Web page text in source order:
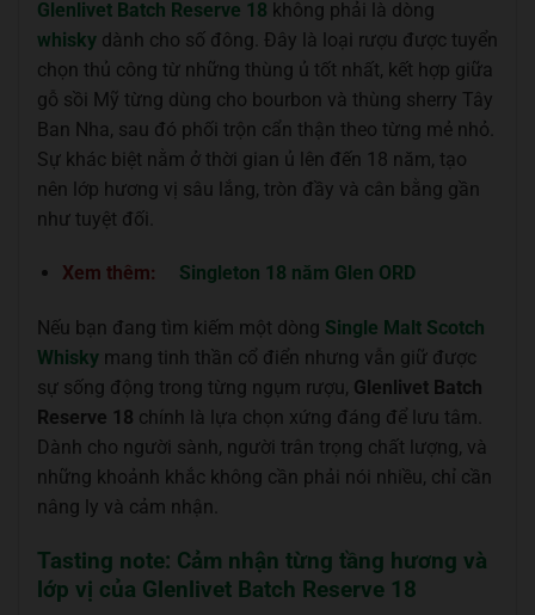
Glenlivet Batch Reserve 18 không phải là dòng
whisky dành cho số đông. Đây là loại rượu được tuyển
chọn thủ công từ những thùng ủ tốt nhất, kết hợp giữa
gỗ sồi Mỹ từng dùng cho bourbon và thùng sherry Tây
Ban Nha, sau đó phối trộn cẩn thận theo từng mẻ nhỏ.
Sự khác biệt nằm ở thời gian ủ lên đến 18 năm, tạo
nên lớp hương vị sâu lắng, tròn đầy và cân bằng gần
như tuyệt đối.
Xem thêm: Singleton 18 năm Glen ORD
Nếu bạn đang tìm kiếm một dòng Single Malt Scotch
Whisky mang tinh thần cổ điển nhưng vẫn giữ được
sự sống động trong từng ngụm rượu, Glenlivet Batch
Reserve 18 chính là lựa chọn xứng đáng để lưu tâm.
Dành cho người sành, người trân trọng chất lượng, và
những khoảnh khắc không cần phải nói nhiều, chỉ cần
nâng ly và cảm nhận.
Tasting note: Cảm nhận từng tầng hương và
lớp vị của Glenlivet Batch Reserve 18